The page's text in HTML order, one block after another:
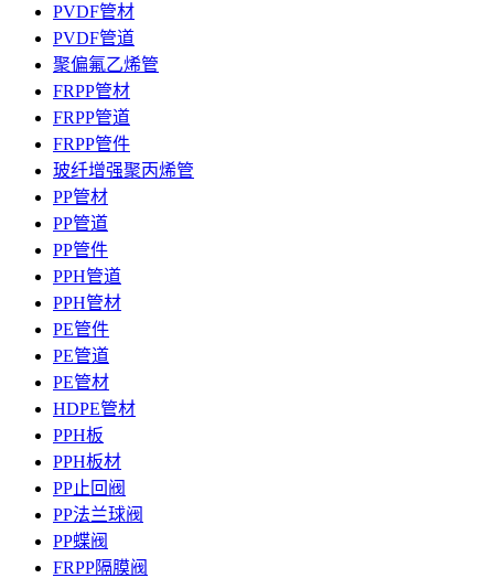
PVDF管材
PVDF管道
聚偏氟乙烯管
FRPP管材
FRPP管道
FRPP管件
玻纤增强聚丙烯管
PP管材
PP管道
PP管件
PPH管道
PPH管材
PE管件
PE管道
PE管材
HDPE管材
PPH板
PPH板材
PP止回阀
PP法兰球阀
PP蝶阀
FRPP隔膜阀